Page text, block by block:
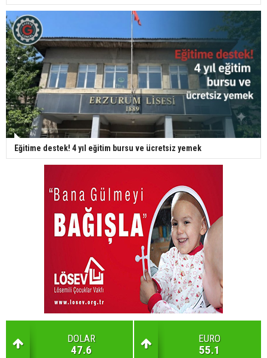
Eğitime destek! 4 yıl eğitim bursu ve ücretsiz yemek
DOLAR
47.6
EURO
55.1